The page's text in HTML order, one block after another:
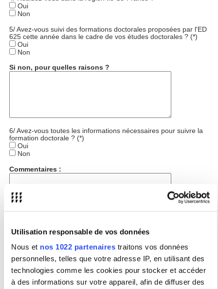
Utilisation responsable de vos données
Nous et nos 1022 partenaires traitons vos données
personnelles, telles que votre adresse IP, en utilisant des
technologies comme les cookies pour stocker et accéder
à des informations sur votre appareil, afin de diffuser des
Oui
Non
5/ Avez-vous suivi des formations doctorales proposées par l'ED
625 cette année dans le cadre de vos études doctorales ? (*)
Oui
Non
Si non, pour quelles raisons ?
6/ Avez-vous toutes les informations nécessaires pour suivre la
formation doctorale ? (*)
Oui
Non
Commentaires :
7) Les dates proposées vous permettent-elles d'assister aux
Oui
Non
Commentaires :